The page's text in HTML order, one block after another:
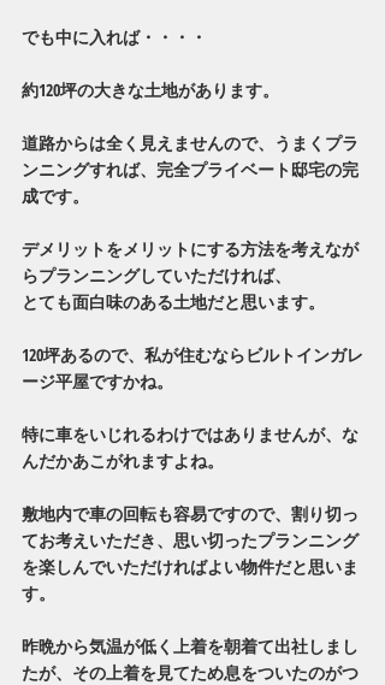
でも中に入れば・・・・
約120坪の大きな土地があります。
道路からは全く見えませんので、うまくプラ
ンニングすれば、完全プライベート邸宅の完
成です。
デメリットをメリットにする方法を考えなが
らプランニングしていただければ、
とても面白味のある土地だと思います。
120坪あるので、私が住むならビルトインガレ
ージ平屋ですかね。
特に車をいじれるわけではありませんが、な
んだかあこがれますよね。
敷地内で車の回転も容易ですので、割り切っ
てお考えいただき、思い切ったプランニング
を楽しんでいただければよい物件だと思いま
す。
昨晩から気温が低く上着を朝着て出社しまし
たが、その上着を見てため息をついたのがつ